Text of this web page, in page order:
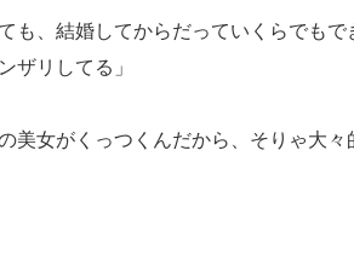
も、結婚してからだっていくらでもで
ザリしてる」
美女がくっつくんだから、そりゃ大々